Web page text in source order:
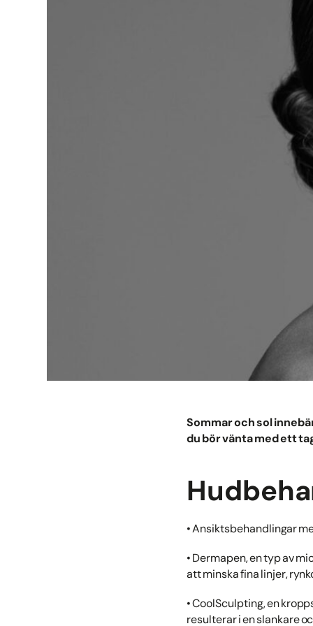
Sommar och sol
du bör vänta med ett
• Ansiktsbehandlingar
• Dermapen, en typ av
att minska fina linjer,
• CoolSculpting, en
resulterar i en slankare